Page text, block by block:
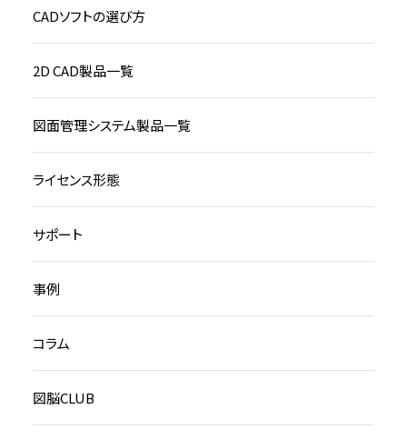
CADソフトの選び方
2D CAD製品一覧
図面管理システム製品一覧
ライセンス形態
サポート
事例
コラム
図脳CLUB